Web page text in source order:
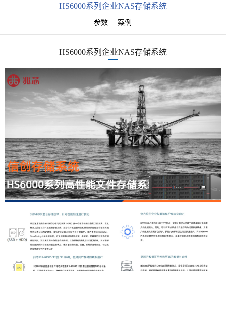
HS6000系列企业NAS存储系统
参数 案例
HS6000系列企业NAS存储系统